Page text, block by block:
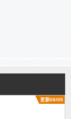
更新08/05